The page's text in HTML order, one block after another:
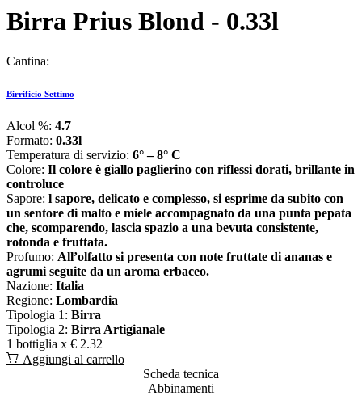
Birra Prius Blond - 0.33l
Cantina:
Birrificio Settimo
Alcol %: 4.7
Formato: 0.33l
Temperatura di servizio: 6° – 8° C
Colore: Il colore è giallo paglierino con riflessi dorati, brillante in
controluce
Sapore: l sapore, delicato e complesso, si esprime da subito con
un sentore di malto e miele accompagnato da una punta pepata
che, scomparendo, lascia spazio a una bevuta consistente,
rotonda e fruttata.
Profumo: All’olfatto si presenta con note fruttate di ananas e
agrumi seguite da un aroma erbaceo.
Nazione: Italia
Regione: Lombardia
Tipologia 1: Birra
Tipologia 2: Birra Artigianale
1 bottiglia x € 2.32
Aggiungi al carrello
Scheda tecnica
Abbinamenti